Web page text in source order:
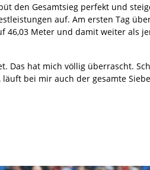
den Gesamtsieg perfekt und
auf. Am ersten Tag
46,03 Meter und damit weiter als
Das hat mich völlig überrascht.
bei mir auch der gesamte